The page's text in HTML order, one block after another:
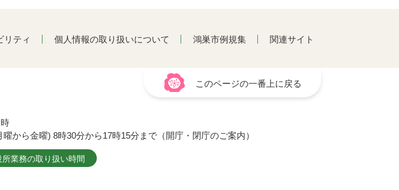
リティ 個人情報の取り扱いについて 鴻巣市例規集 関連サイト
このページの一番上に戻る
曜から金曜) 8時30分から17時15分まで（開庁・閉庁のご案内）
所業務の取り扱い時間